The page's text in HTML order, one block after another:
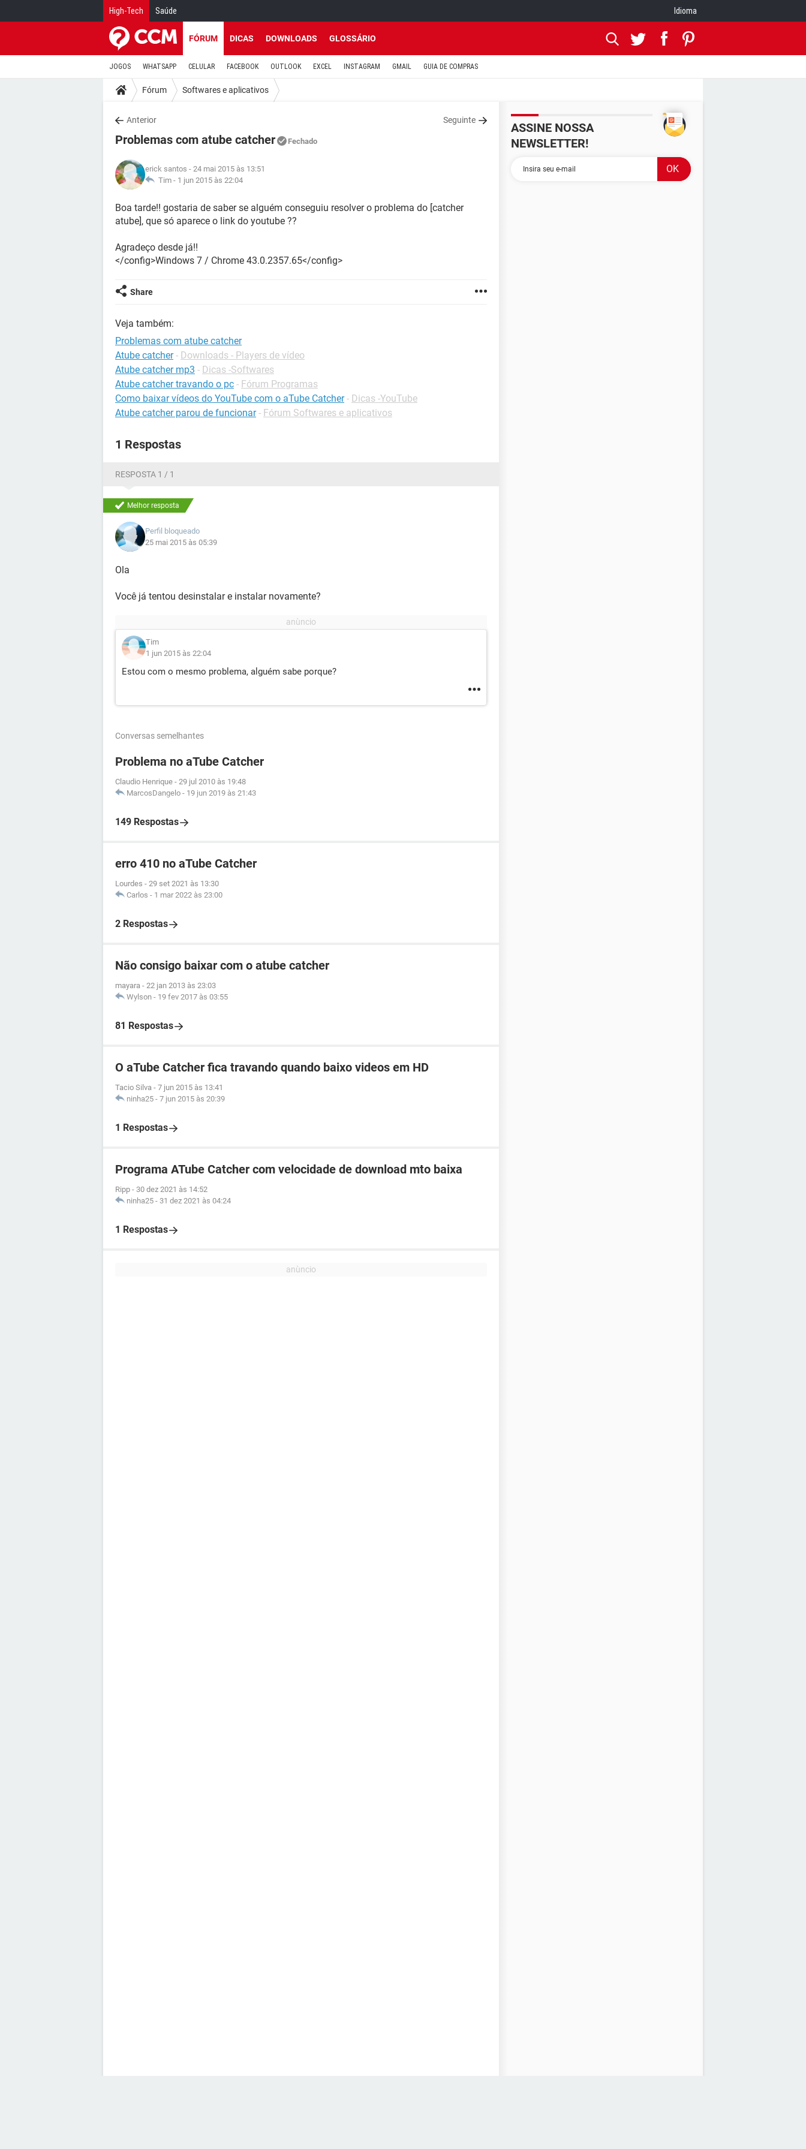
High-Tech Saúde Idioma
FÓRUM DICAS DOWNLOADS GLOSSÁRIO
JOGOS WHATSAPP CELULAR FACEBOOK OUTLOOK EXCEL INSTAGRAM GMAIL GUIA DE COMPRAS
Fórum Softwares e aplicativos
Anterior Seguinte
Problemas com atube catcher Fechado
erick santos - 24 mai 2015 às 13:51
Tim - 1 jun 2015 às 22:04
Boa tarde!! gostaria de saber se alguém conseguiu resolver o problema do [catcher
atube], que só aparece o link do youtube ??
Agradeço desde já!!
</config>Windows 7 / Chrome 43.0.2357.65</config>
Share
Veja também:
Problemas com atube catcher
Atube catcher - Downloads - Players de vídeo
Atube catcher mp3 - Dicas -Softwares
Atube catcher travando o pc - Fórum Programas
Como baixar vídeos do YouTube com o aTube Catcher - Dicas -YouTube
Atube catcher parou de funcionar - Fórum Softwares e aplicativos
1 Respostas
RESPOSTA 1 / 1
Melhor resposta
Perfil bloqueado
25 mai 2015 às 05:39
Ola
Você já tentou desinstalar e instalar novamente?
Tim
1 jun 2015 às 22:04
Estou com o mesmo problema, alguém sabe porque?
Conversas semelhantes
Problema no aTube Catcher
Claudio Henrique - 29 jul 2010 às 19:48
MarcosDangelo - 19 jun 2019 às 21:43
149 Respostas
erro 410 no aTube Catcher
Lourdes - 29 set 2021 às 13:30
Carlos - 1 mar 2022 às 23:00
2 Respostas
Não consigo baixar com o atube catcher
mayara - 22 jan 2013 às 23:03
Wylson - 19 fev 2017 às 03:55
81 Respostas
O aTube Catcher fica travando quando baixo videos em HD
Tacio Silva - 7 jun 2015 às 13:41
ninha25 - 7 jun 2015 às 20:39
1 Respostas
Programa ATube Catcher com velocidade de download mto baixa
Ripp - 30 dez 2021 às 14:52
ninha25 - 31 dez 2021 às 04:24
1 Respostas
ASSINE NOSSA
NEWSLETTER!